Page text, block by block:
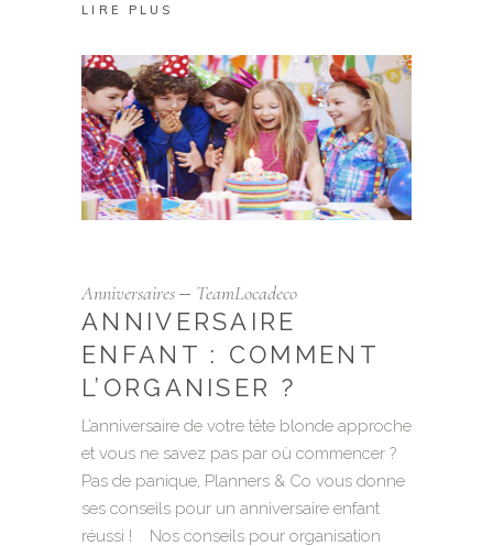
LIRE PLUS
Anniversaires TeamLocadeco
ANNIVERSAIRE
ENFANT : COMMENT
L’ORGANISER ?
L’anniversaire de votre tête blonde approche
et vous ne savez pas par où commencer ?
Pas de panique, Planners & Co vous donne
ses conseils pour un anniversaire enfant
réussi ! Nos conseils pour organisation